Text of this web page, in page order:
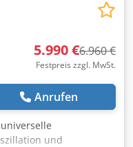
5.990 €6.960 €
Festpreis zzgl. MwSt.
Anrufen
und